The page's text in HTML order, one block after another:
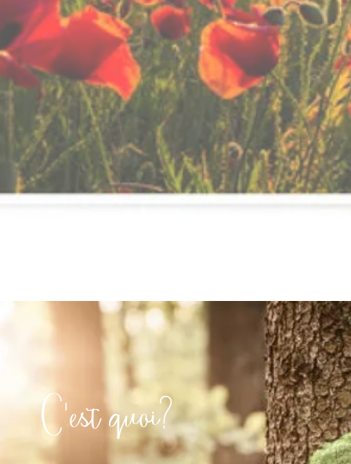
C'est quoi?